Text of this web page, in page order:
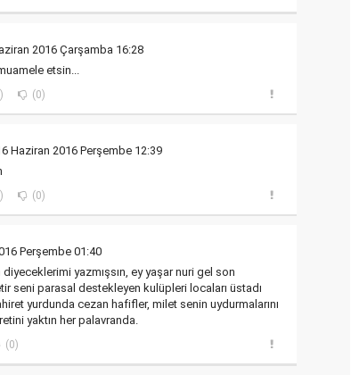
2016 Çarşamba 16:28
etsin...
(0)
Haziran 2016 Perşembe 12:39
(0)
Perşembe 01:40
yazmışsın, ey yaşar nuri gel son
seni parasal destekleyen kulüpleri locaları üstadı
yurdunda cezan hafifler, milet senin uydurmalarını
yaktın her palavranda.
(0)